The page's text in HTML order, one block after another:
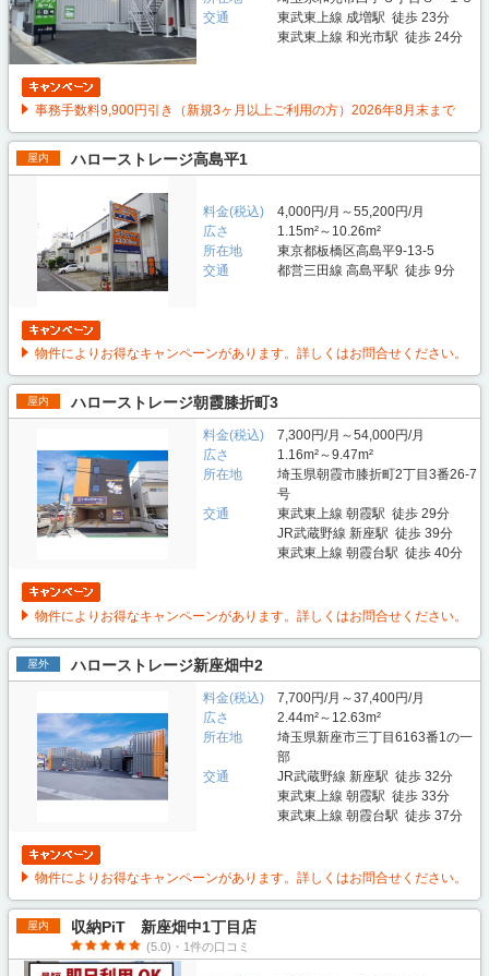
交通
東武東上線 成増駅 徒歩 23分
東武東上線 和光市駅 徒歩 24分
事務手数料9,900円引き（新規3ヶ月以上ご利用の方）2026年8月末まで
屋内 ハローストレージ高島平1
料金(税込)
4,000円/月～55,200円/月
広さ
1.15m²～10.26m²
所在地
東京都板橋区高島平9-13-5
交通
都営三田線 高島平駅 徒歩 9分
物件によりお得なキャンペーンがあります。詳しくはお問合せください。
屋内 ハローストレージ朝霞膝折町3
料金(税込)
7,300円/月～54,000円/月
広さ
1.16m²～9.47m²
所在地
埼玉県朝霞市膝折町2丁目3番26-7
号
交通
東武東上線 朝霞駅 徒歩 29分
JR武蔵野線 新座駅 徒歩 39分
東武東上線 朝霞台駅 徒歩 40分
物件によりお得なキャンペーンがあります。詳しくはお問合せください。
屋外 ハローストレージ新座畑中2
料金(税込)
7,700円/月～37,400円/月
広さ
2.44m²～12.63m²
所在地
埼玉県新座市三丁目6163番1の一
部
交通
JR武蔵野線 新座駅 徒歩 32分
東武東上線 朝霞駅 徒歩 33分
東武東上線 朝霞台駅 徒歩 37分
物件によりお得なキャンペーンがあります。詳しくはお問合せください。
屋内 収納PiT 新座畑中1丁目店
(5.0)・1件の口コミ